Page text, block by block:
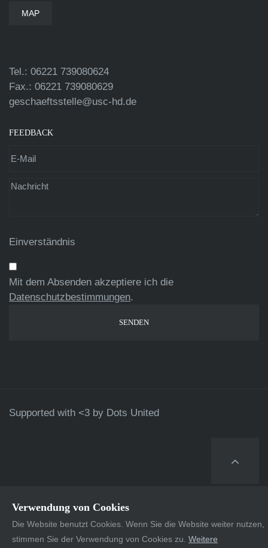
MAP
Tel.: 06221 739080624
Fax.: 06221 739080629
geschaeftsstelle@usc-hd.de
FEEDBACK
Einverständnis
Mit dem Absenden akzeptiere ich die
Datenschutzbestimmungen.
Supported with <3 by Dots United
Verwendung von Cookies
Die Website benutzt Cookies. Wenn Sie die Website weiter nutzen,
stimmen Sie der Verwendung von Cookies zu. Weitere